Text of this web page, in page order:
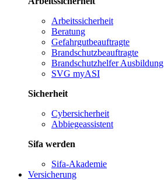
Arbeitssicherheit
Beratung
Gefahrgutbeauftragte
Brandschutzbeauftragte
Brandschutzhelfer Ausbildung
SVG myASI
Sicherheit
Cybersicherheit
Abbiegeassistent
Sifa werden
Sifa-Akademie
Versicherung